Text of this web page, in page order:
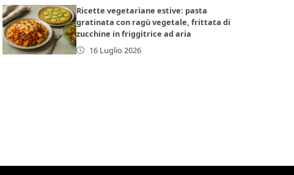
Ricette vegetariane estive: pasta
gratinata con ragù vegetale, frittata di
zucchine in friggitrice ad aria
16 Luglio 2026